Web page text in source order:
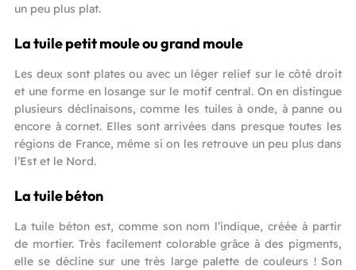
un peu plus plat.
La tuile petit moule ou grand moule
Les deux sont plates ou avec un léger relief sur le côté droit
et une forme en losange sur le motif central. On en distingue
plusieurs déclinaisons, comme les tuiles à onde, à panne ou
encore à cornet. Elles sont arrivées dans presque toutes les
régions de France, même si on les retrouve un peu plus dans
l’Est et le Nord.
La tuile béton
La tuile béton est, comme son nom l’indique, créée à partir
de mortier. Très facilement colorable grâce à des pigments,
elle se décline sur une très large palette de couleurs ! Son